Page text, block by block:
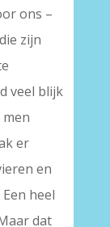
ons –
zijn
veel blijk
er
en
heel
dat